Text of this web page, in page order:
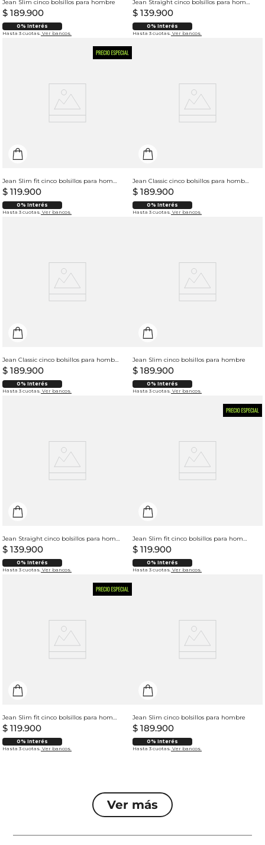
Jean Slim cinco bolsillos para hombre
$ 189.900
0% Interés
Hasta 3 cuotas. Ver bancos.
Jean Straight cinco bolsillos para hombre
$ 139.900
0% Interés
Hasta 3 cuotas. Ver bancos.
Jean Slim fit cinco bolsillos para hombre
$ 119.900
0% Interés
Hasta 3 cuotas. Ver bancos.
Jean Classic cinco bolsillos para hombre
$ 189.900
0% Interés
Hasta 3 cuotas. Ver bancos.
Jean Classic cinco bolsillos para hombre
$ 189.900
0% Interés
Hasta 3 cuotas. Ver bancos.
Jean Slim cinco bolsillos para hombre
$ 189.900
0% Interés
Hasta 3 cuotas. Ver bancos.
Jean Straight cinco bolsillos para hombre
$ 139.900
0% Interés
Hasta 3 cuotas. Ver bancos.
Jean Slim fit cinco bolsillos para hombre
$ 119.900
0% Interés
Hasta 3 cuotas. Ver bancos.
Jean Slim fit cinco bolsillos para hombre
$ 119.900
0% Interés
Hasta 3 cuotas. Ver bancos.
Jean Slim cinco bolsillos para hombre
$ 189.900
0% Interés
Hasta 3 cuotas. Ver bancos.